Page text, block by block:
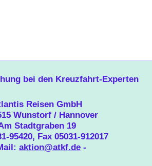
bei den Kreuzfahrt-Experten
Reisen GmbH
Wunstorf / Hannover
Stadtgraben 19
95420, Fax 05031-912017
aktion@atkf.de -